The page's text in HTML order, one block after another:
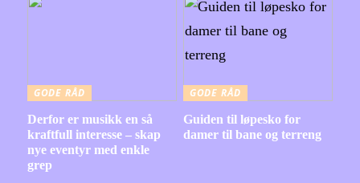
GODE RÅD
Derfor er musikk en så
kraftfull interesse – skap
nye eventyr med enkle
grep
GODE RÅD
Guiden til løpesko for
damer til bane og terreng